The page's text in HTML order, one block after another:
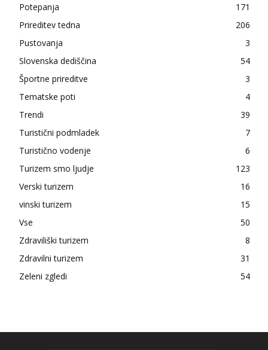
Potepanja
171
Prireditev tedna
206
Pustovanja
3
Slovenska dediščina
54
Športne prireditve
3
Tematske poti
4
Trendi
39
Turistični podmladek
7
Turistično vodenje
6
Turizem smo ljudje
123
Verski turizem
16
vinski turizem
15
Vse
50
Zdraviliški turizem
8
Zdravilni turizem
31
Zeleni zgledi
54